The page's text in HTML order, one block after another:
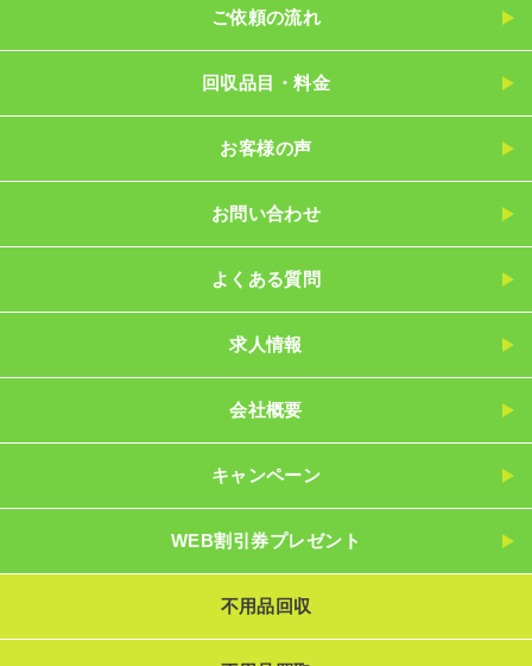
ご依頼の流れ
回収品目・料金
お客様の声
お問い合わせ
よくある質問
求人情報
会社概要
キャンペーン
WEB割引券プレゼント
不用品回収